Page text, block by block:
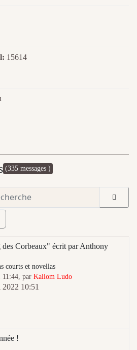
15614
(335 messages )
Corbeaux" écrit par Anthony
courts et novellas
11:44, par Kaliom Ludo
10:51
!